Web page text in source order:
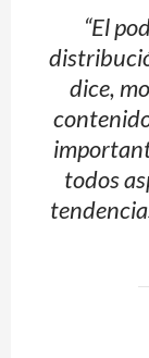
“El
dice,
todos